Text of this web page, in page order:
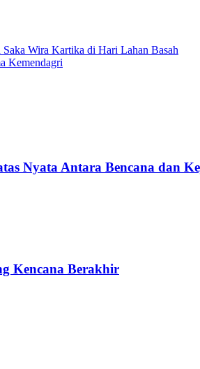
Wira Kartika di Hari Lahan Basah
Kemendagri
Nyata Antara Bencana dan
Kencana Berakhir